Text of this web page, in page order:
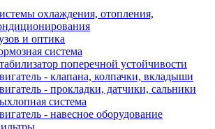
охлаждения, отопления,
и оптика
система
поперечной устойчивости
- клапана, колпачки, вкладыши
- прокладки, датчики, сальники
система
- навесное оборудование